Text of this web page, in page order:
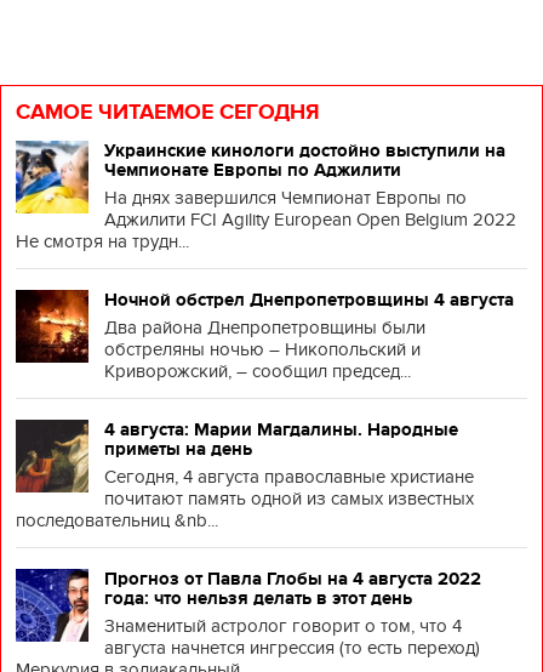
САМОЕ ЧИТАЕМОЕ СЕГОДНЯ
Украинские кинологи достойно выступили на
Чемпионате Европы по Аджилити
На днях завершился Чемпионат Европы по
Аджилити FCI Agility European Open Belgium 2022
Не смотря на трудн...
Ночной обстрел Днепропетровщины 4 августа
Два района Днепропетровщины были
обстреляны ночью – Никопольский и
Криворожский, – сообщил председ...
4 августа: Марии Магдалины. Народные
приметы на день
Сегодня, 4 августа православные христиане
почитают память одной из самых известных
последовательниц &nb...
Прогноз от Павла Глобы на 4 августа 2022
года: что нельзя делать в этот день
Знаменитый астролог говорит о том, что 4
августа начнется ингрессия (то есть переход)